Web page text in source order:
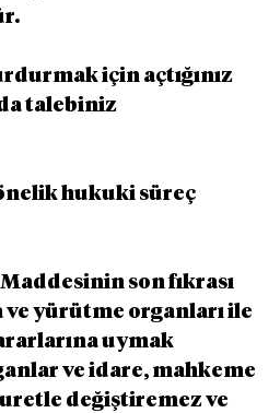
için açtığınız
talebiniz
hukuki süreç
Maddesinin son fıkrası
ve yürütme organları ile
uymak
ve idare, mahkeme
değiştiremez ve